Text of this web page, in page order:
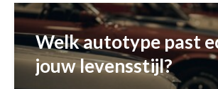
Welk autotype past
jouw levensstijl?